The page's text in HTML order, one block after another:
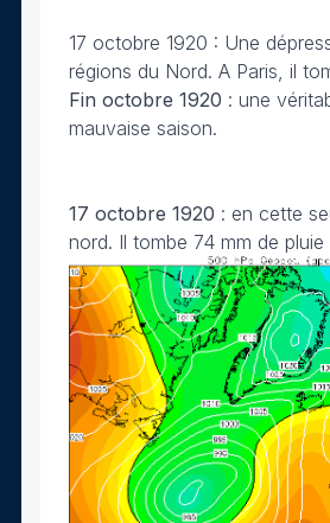
17 octobre 1920 : Une
régions du Nord. A Paris, il
Fin octobre 1920 : une
mauvaise saison.
17 octobre 1920 : en cette
nord. Il tombe 74 mm de